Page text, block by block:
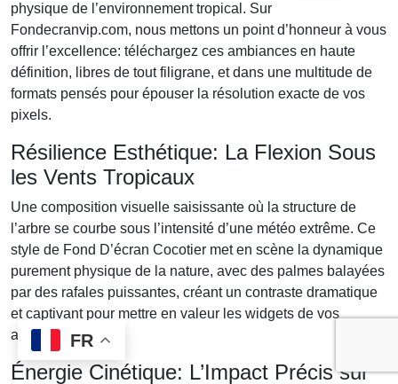
physique de l’environnement tropical. Sur
Fondecranvip.com, nous mettons un point d’honneur à vous
offrir l’excellence: téléchargez ces ambiances en haute
définition, libres de tout filigrane, et dans une multitude de
formats pensés pour épouser la résolution exacte de vos
pixels.
Résilience Esthétique: La Flexion Sous
les Vents Tropicaux
Une composition visuelle saisissante où la structure de
l’arbre se courbe sous l’intensité d’une météo extrême. Ce
style de Fond D’écran Cocotier met en scène la dynamique
purement physique de la nature, avec des palmes balayées
par des rafales puissantes, créant un contraste dramatique
et captivant pour mettre en valeur les widgets de vos
applications.
Énergie Cinétique: L’Impact Précis sur
FR